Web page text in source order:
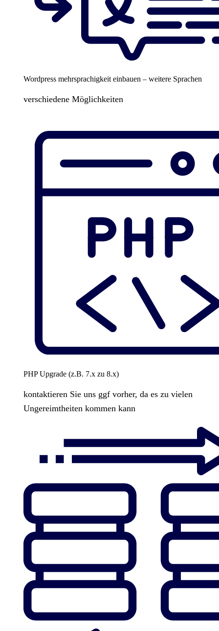
Wordpress mehrsprachigkeit einbauen – weitere Sprachen
verschiedene Möglichkeiten
PHP Upgrade (z.B. 7.x zu 8.x)
kontaktieren Sie uns ggf vorher, da es zu vielen
Ungereimtheiten kommen kann